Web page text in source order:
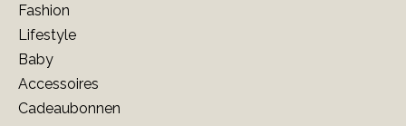
Fashion
Lifestyle
Baby
Accessoires
Cadeaubonnen